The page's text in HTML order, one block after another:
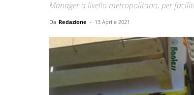
Manager a livello metropolitano, per
Da Redazione - 13 Aprile 2021